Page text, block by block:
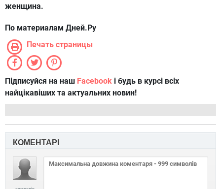
женщина.
По материалам Дней.Ру
Печать страницы
Підписуйся на наш Facebook і будь в курсі всіх
найцікавіших та актуальних новин!
КОМЕНТАРІ